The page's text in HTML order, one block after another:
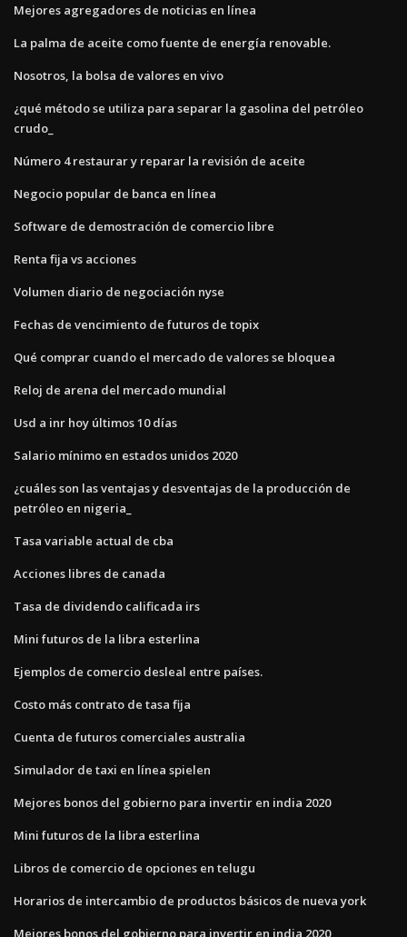
Mejores agregadores de noticias en línea
La palma de aceite como fuente de energía renovable.
Nosotros, la bolsa de valores en vivo
¿qué método se utiliza para separar la gasolina del petróleo
crudo_
Número 4 restaurar y reparar la revisión de aceite
Negocio popular de banca en línea
Software de demostración de comercio libre
Renta fija vs acciones
Volumen diario de negociación nyse
Fechas de vencimiento de futuros de topix
Qué comprar cuando el mercado de valores se bloquea
Reloj de arena del mercado mundial
Usd a inr hoy últimos 10 días
Salario mínimo en estados unidos 2020
¿cuáles son las ventajas y desventajas de la producción de
petróleo en nigeria_
Tasa variable actual de cba
Acciones libres de canada
Tasa de dividendo calificada irs
Mini futuros de la libra esterlina
Ejemplos de comercio desleal entre países.
Costo más contrato de tasa fija
Cuenta de futuros comerciales australia
Simulador de taxi en línea spielen
Mejores bonos del gobierno para invertir en india 2020
Mini futuros de la libra esterlina
Libros de comercio de opciones en telugu
Horarios de intercambio de productos básicos de nueva york
Mejores bonos del gobierno para invertir en india 2020